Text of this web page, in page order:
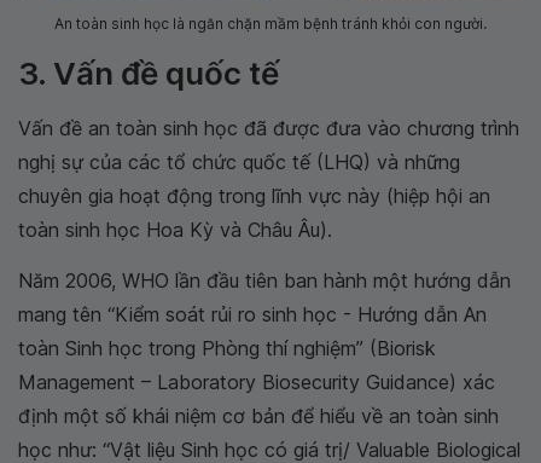
An toàn sinh học là ngăn chặn mầm bệnh tránh khỏi con người.
3. Vấn đề quốc tế
Vấn đề an toàn sinh học đã được đưa vào chương trình
nghị sự của các tổ chức quốc tế (LHQ) và những
chuyên gia hoạt động trong lĩnh vực này (hiệp hội an
toàn sinh học Hoa Kỳ và Châu Âu).
Năm 2006, WHO lần đầu tiên ban hành một hướng dẫn
mang tên “Kiểm soát rủi ro sinh học - Hướng dẫn An
toàn Sinh học trong Phòng thí nghiệm” (Biorisk
Management – Laboratory Biosecurity Guidance) xác
định một số khái niệm cơ bản để hiểu về an toàn sinh
học như: “Vật liệu Sinh học có giá trị/ Valuable Biological